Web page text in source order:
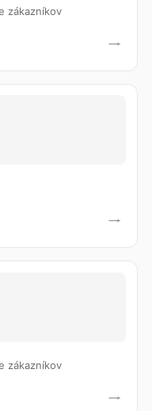
zákazníkov
zákazníkov